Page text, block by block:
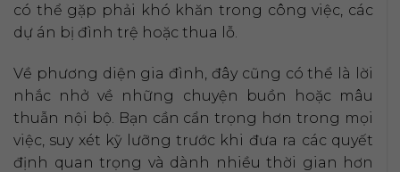
có thể gặp phải khó khăn trong công việc, các
dự án bị đình trệ hoặc thua lỗ.
Về phương diện gia đình, đây cũng có thể là lời
nhắc nhở về những chuyện buồn hoặc mâu
thuẫn nội bộ. Bạn cần cẩn trọng hơn trong mọi
việc, suy xét kỹ lưỡng trước khi đưa ra các quyết
định quan trọng và dành nhiều thời gian hơn